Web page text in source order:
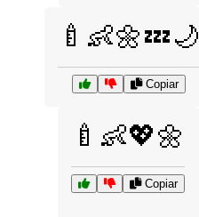
🍼👶🌼💤🌙
Copiar
🍼👶💖🌼
Copiar